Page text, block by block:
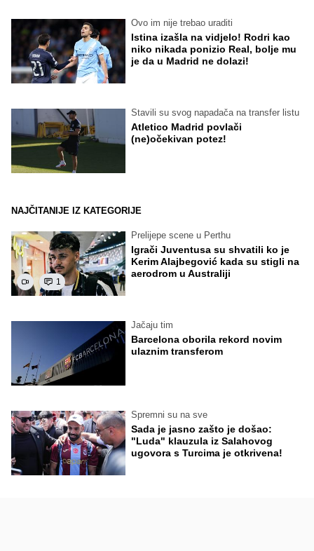
Ovo im nije trebao uraditi
Istina izašla na vidjelo! Rodri kao
niko nikada ponizio Real, bolje mu
je da u Madrid ne dolazi!
Stavili su svog napadača na transfer listu
Atletico Madrid povlači
(ne)očekivan potez!
NAJČITANIJE IZ KATEGORIJE
1
Prelijepe scene u Perthu
Igrači Juventusa su shvatili ko je
Kerim Alajbegović kada su stigli na
aerodrom u Australiji
Jačaju tim
Barcelona oborila rekord novim
ulaznim transferom
Spremni su na sve
Sada je jasno zašto je došao:
"Luda" klauzula iz Salahovog
ugovora s Turcima je otkrivena!